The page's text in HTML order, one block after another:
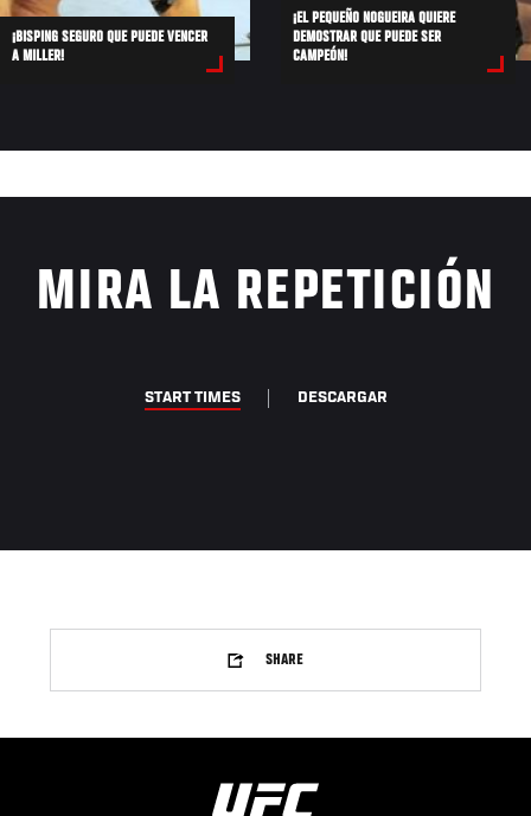
¡BISPING SEGURO QUE PUEDE VENCER
A MILLER!
¡EL PEQUEÑO NOGUEIRA QUIERE
DEMOSTRAR QUE PUEDE SER
CAMPEÓN!
MIRA LA REPETICIÓN
START TIMES DESCARGAR
SHARE